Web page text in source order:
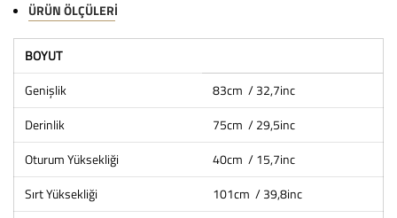
ÜRÜN ÖLÇÜLERI
BOYUT
Genişlik
83cm / 32,7inc
Derinlik
75cm / 29,5inc
Oturum Yüksekliği
40cm / 15,7inc
Sırt Yüksekliği
101cm / 39,8inc